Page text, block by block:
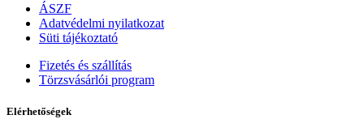
ÁSZF
Adatvédelmi nyilatkozat
Süti tájékoztató
Fizetés és szállítás
Törzsvásárlói program
Elérhetőségek